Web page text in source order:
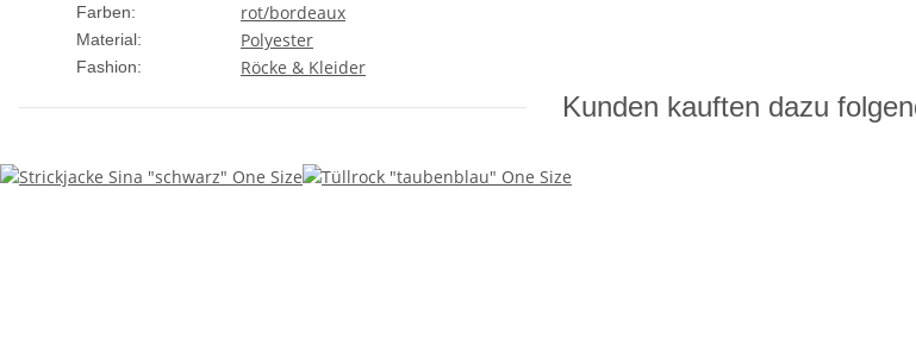
Farben: rot/bordeaux
Material: Polyester
Fashion: Röcke & Kleider
Kunden kauften dazu